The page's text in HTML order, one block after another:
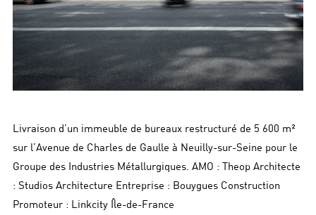
Livraison d’un immeuble de bureaux restructuré de 5 600 m²
sur l’Avenue de Charles de Gaulle à Neuilly-sur-Seine pour le
Groupe des Industries Métallurgiques. AMO : Theop Architecte
: Studios Architecture Entreprise : Bouygues Construction
Promoteur : Linkcity Île-de-France